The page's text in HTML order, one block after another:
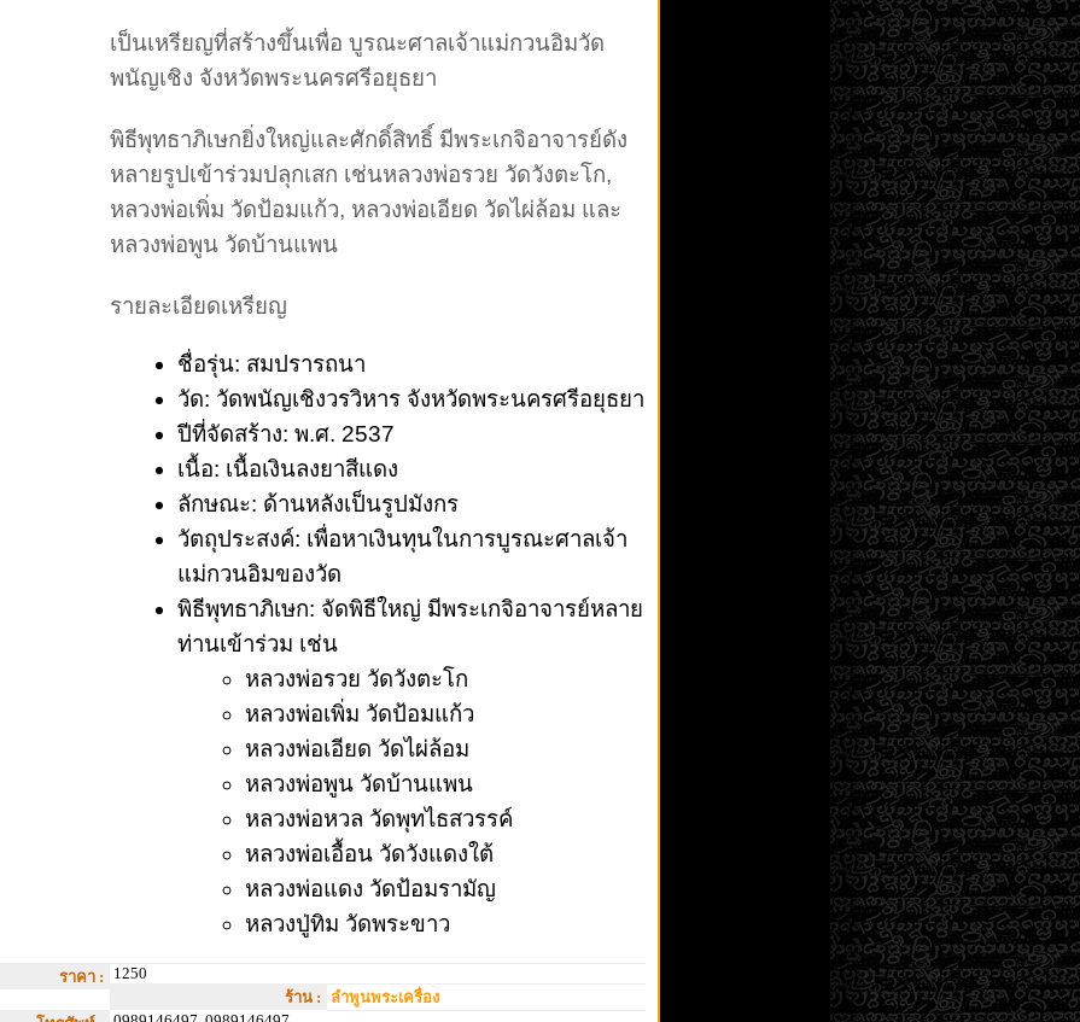
เป็นเหรียญที่สร้างขึ้นเพื่อ บูรณะศาลเจ้าแม่กวนอิมวัด
พนัญเชิง จังหวัดพระนครศรีอยุธยา
พิธีพุทธาภิเษกยิ่งใหญ่และศักดิ์สิทธิ์ มีพระเกจิอาจารย์ดัง
หลายรูปเข้าร่วมปลุกเสก เช่นหลวงพ่อรวย วัดวังตะโก,
หลวงพ่อเพิ่ม วัดป้อมแก้ว, หลวงพ่อเอียด วัดไผ่ล้อม และ
หลวงพ่อพูน วัดบ้านแพน
รายละเอียดเหรียญ
ชื่อรุ่น: สมปรารถนา
วัด: วัดพนัญเชิงวรวิหาร จังหวัดพระนครศรีอยุธยา
ปีที่จัดสร้าง: พ.ศ. 2537
เนื้อ: เนื้อเงินลงยาสีแดง
ลักษณะ: ด้านหลังเป็นรูปมังกร
วัตถุประสงค์: เพื่อหาเงินทุนในการบูรณะศาลเจ้า
แม่กวนอิมของวัด
พิธีพุทธาภิเษก: จัดพิธีใหญ่ มีพระเกจิอาจารย์หลาย
ท่านเข้าร่วม เช่น
หลวงพ่อรวย วัดวังตะโก
หลวงพ่อเพิ่ม วัดป้อมแก้ว
หลวงพ่อเอียด วัดไผ่ล้อม
หลวงพ่อพูน วัดบ้านแพน
หลวงพ่อหวล วัดพุทไธสวรรค์
หลวงพ่อเอื้อน วัดวังแดงใต้
หลวงพ่อแดง วัดป้อมรามัญ
หลวงปู่ทิม วัดพระขาว
ราคา :
1250
ร้าน :
ลำพูนพระเครื่อง